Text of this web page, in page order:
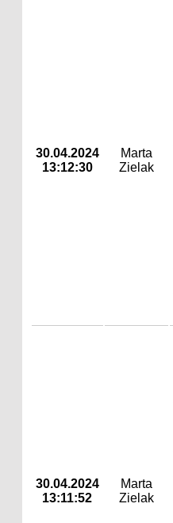
30.04.2024
13:12:30
Marta
Zielak
30.04.2024
13:11:52
Marta
Zielak